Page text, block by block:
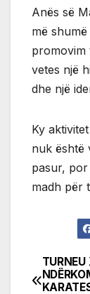
Anës së
më
promovim
vetes një
dhe një
Ky
nuk është
pasur, por
madh për
Post
TURNEU